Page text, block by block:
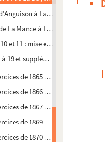
à La Mance
La Mance à Lucy
et 11 : mise en état
à 19 et supplémentaire :
de 1865 à 1866
de 1866 à 1867
de 1867 à 1869
de 1869 à 1870
de 1870 à 1871